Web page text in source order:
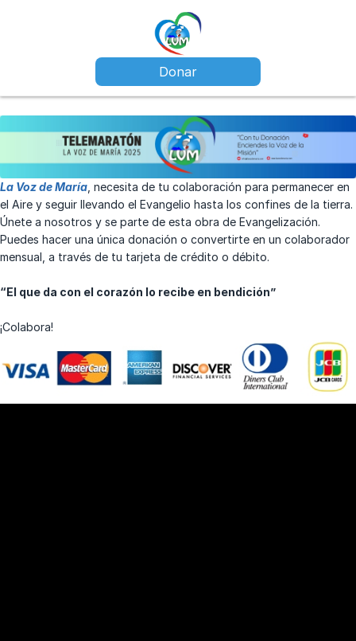
Donar
La Voz de María , necesita de tu colaboración para permanecer en
el Aire y seguir llevando el Evangelio hasta los confines de la tierra.
Únete a nosotros y se parte de esta obra de Evangelización.
Puedes hacer una única donación o convertirte en un colaborador
mensual, a través de tu tarjeta de crédito o débito.
“El que da con el corazón lo recibe en bendición”
¡Colabora!